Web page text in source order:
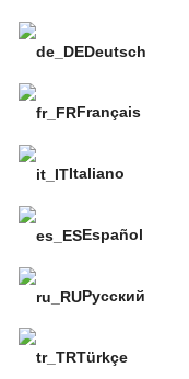
Deutsch
Français
Italiano
Español
Русский
Türkçe